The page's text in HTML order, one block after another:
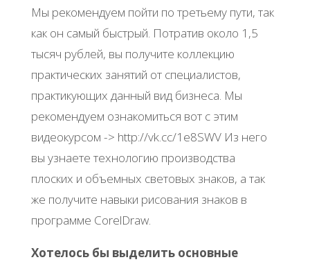
Мы рекомендуем пойти по третьему пути, так
как он самый быстрый. Потратив около 1,5
тысяч рублей, вы получите коллекцию
практических занятий от специалистов,
практикующих данный вид бизнеса. Мы
рекомендуем ознакомиться вот с этим
видеокурсом -> http://vk.cc/1e8SWV Из него
вы узнаете технологию производства
плоских и объемных световых знаков, а так
же получите навыки рисования знаков в
программе CorelDraw.
Хотелось бы выделить основные